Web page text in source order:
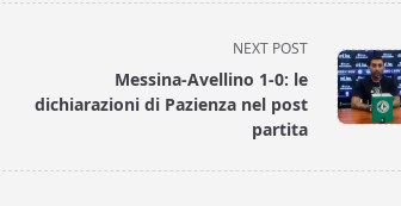
NEXT POST
Messina-Avellino 1-0: le
dichiarazioni di Pazienza nel post
partita